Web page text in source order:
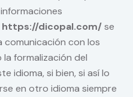
https://dicopal.com/se
comunicación con los
formalización del
idioma, si bien, si así lo
en otro idioma siempre